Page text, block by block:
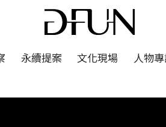
永續提案 文化現場 人物